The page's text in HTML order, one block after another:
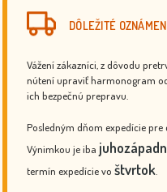
DÔLEŽITÉ
Vážení zákazníci, z dôvodu
nútení upraviť harmonogram
ich bezpečnú prepravu.
Posledným dňom expedície pre
Výnimkou je iba
termín expedície vo štvrtok